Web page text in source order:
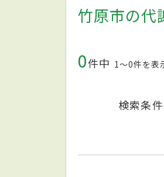
竹原市の代
0件中 1〜0件を表
検索条